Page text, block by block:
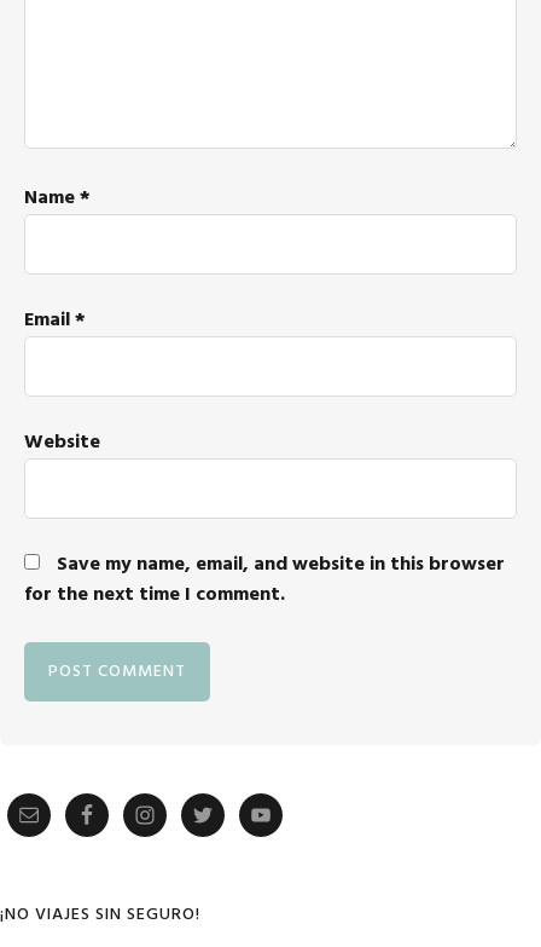
Name*
Email*
Website
Save my name, email, and website in this browser
for the next time I comment.
Primary
¡NO VIAJES SIN SEGURO!